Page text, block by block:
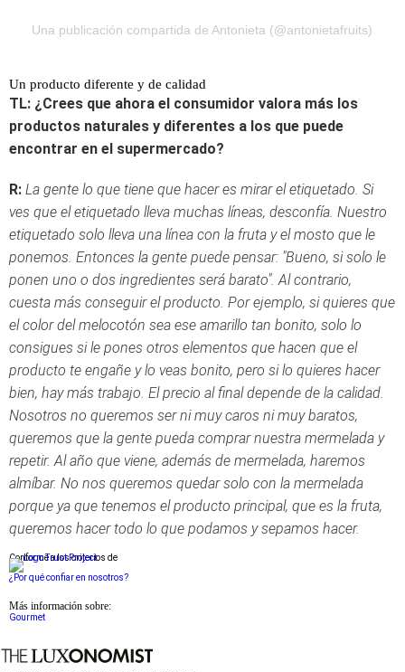
Una publicación compartida de Antonieta (@antonietafruits)
Un producto diferente y de calidad
TL: ¿Crees que ahora el consumidor valora más los
productos naturales y diferentes a los que puede
encontrar en el supermercado?
R: La gente lo que tiene que hacer es mirar el etiquetado. Si
ves que el etiquetado lleva muchas líneas, desconfía. Nuestro
etiquetado solo lleva una línea con la fruta y el mosto que le
ponemos. Entonces la gente puede pensar: "Bueno, si solo le
ponen uno o dos ingredientes será barato". Al contrario,
cuesta más conseguir el producto. Por ejemplo, si quieres que
el color del melocotón sea ese amarillo tan bonito, solo lo
consigues si le pones otros elementos que hacen que el
producto te engañe y lo veas bonito, pero si lo quieres hacer
bien, hay más trabajo. El precio al final depende de la calidad.
Nosotros no queremos ser ni muy caros ni muy baratos,
queremos que la gente pueda comprar nuestra mermelada y
repetir. Al año que viene, además de mermelada, haremos
almíbar. No nos queremos quedar solo con la mermelada
porque ya que tenemos el producto principal, que es la fruta,
queremos hacer todo lo que podamos y sepamos hacer.
Conforme a los criterios de
¿Por qué confiar en nosotros?
Más información sobre:
Gourmet